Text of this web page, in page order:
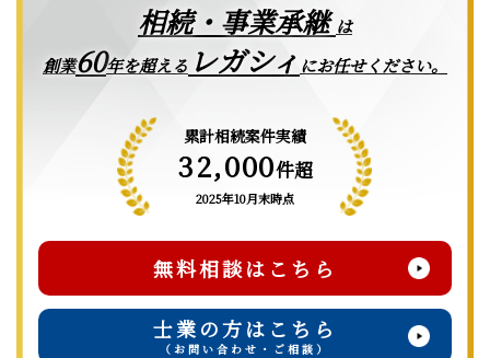
相続・事業承継は
創業60年を超える レガシィ にお任せください。
累計相続案件実績
32,000件超
2025年10月末時点
無料相談はこちら
士業の方はこちら
（お問い合わせ・ご相談）